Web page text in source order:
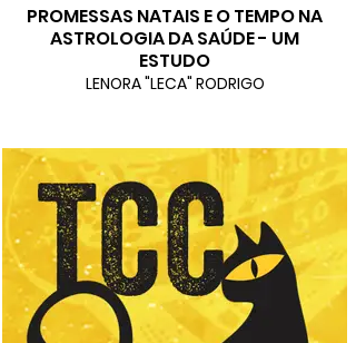
PROMESSAS NATAIS E O TEMPO NA
ASTROLOGIA DA SAÚDE - UM
ESTUDO
LENORA "LECA" RODRIGO